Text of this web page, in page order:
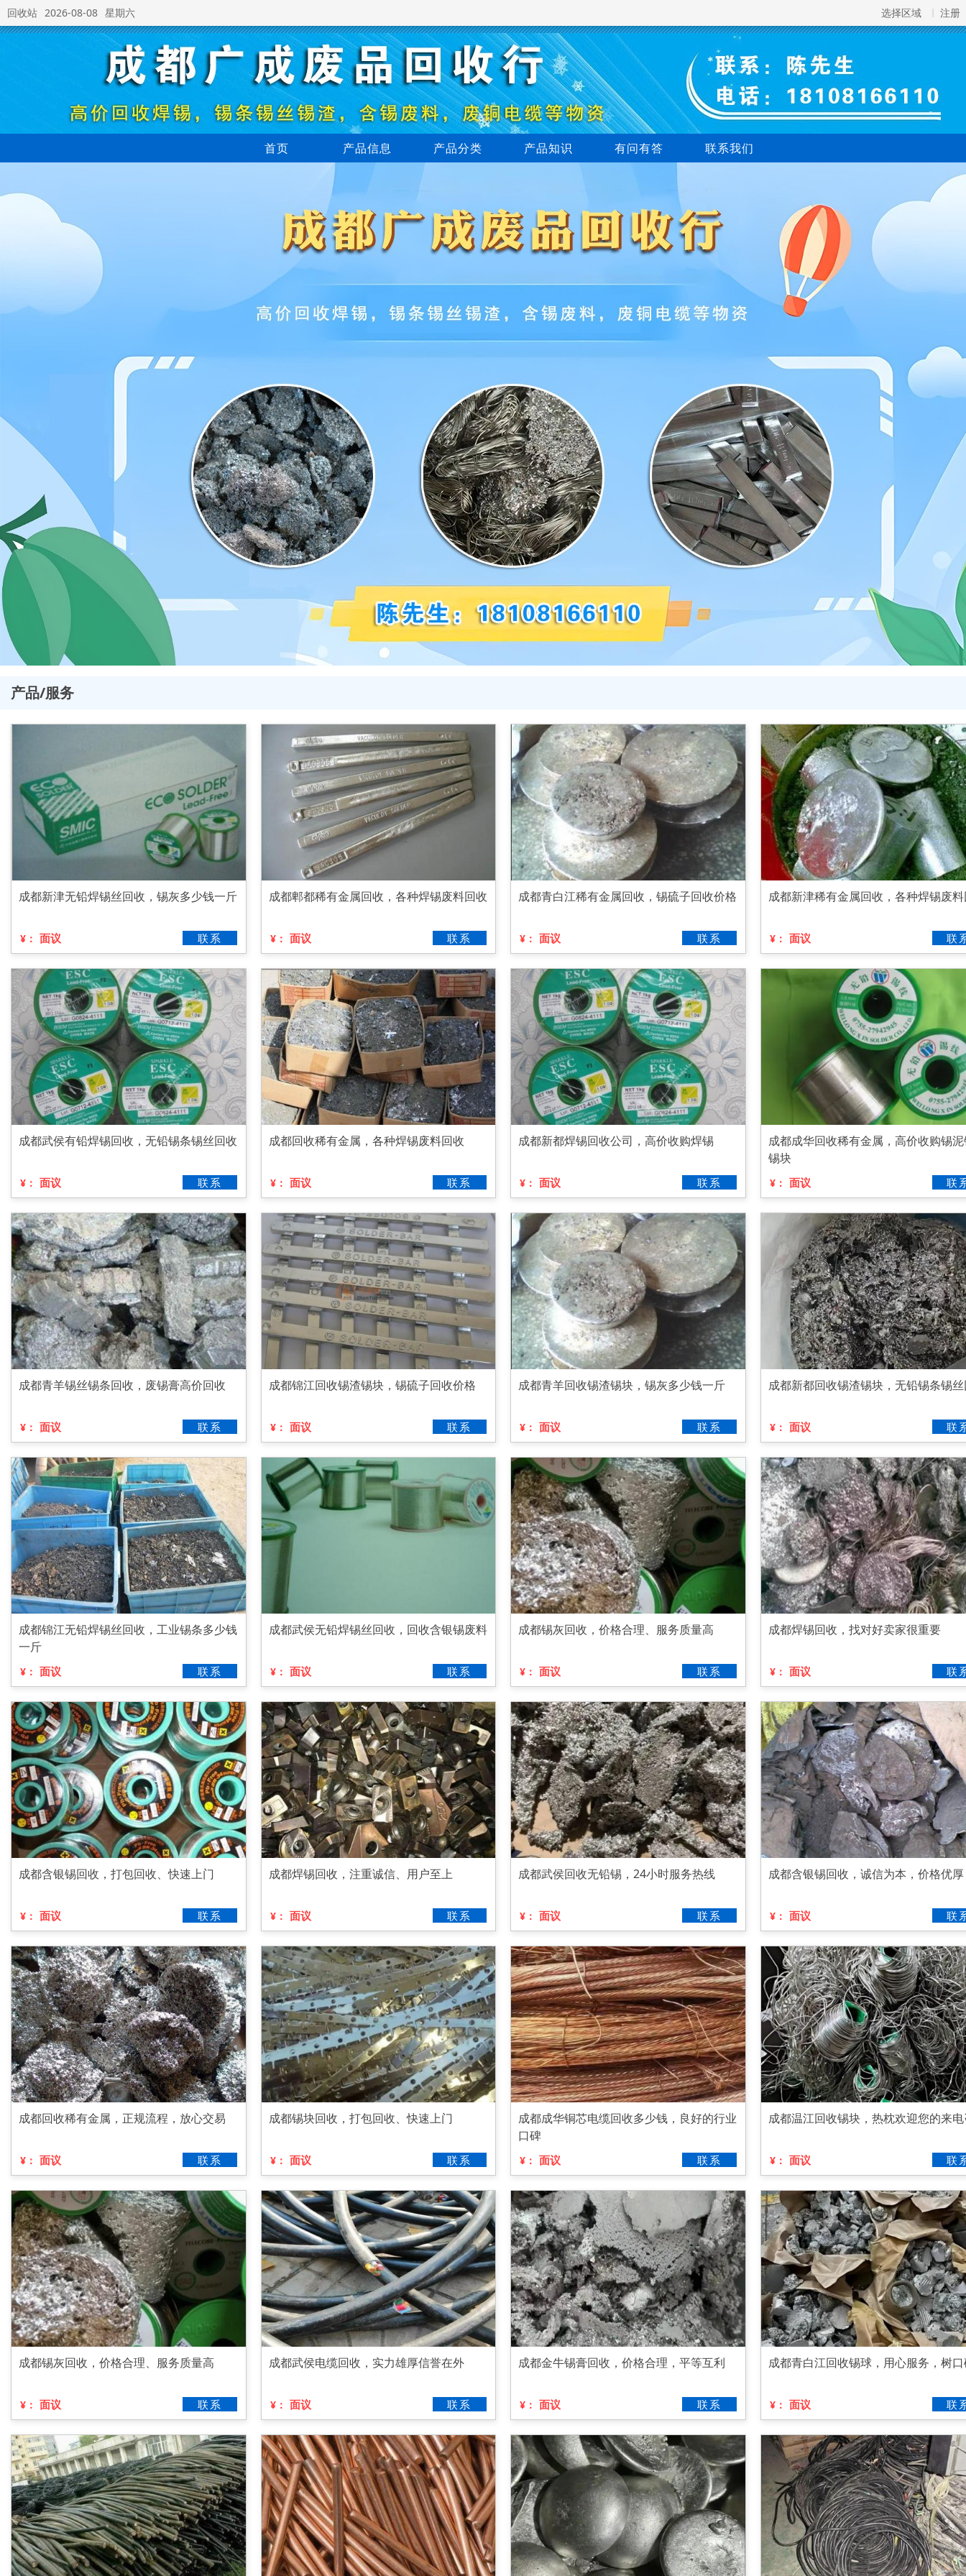
回收站 2026-08-08 星期六 选择区域 注册
首页 产品信息 产品分类 产品知识 有问有答 联系我们
产品/服务
成都新津无铅焊锡丝回收，锡灰多少钱一斤
¥： 面议 联系
成都郫都稀有金属回收，各种焊锡废料回收
¥： 面议 联系
成都青白江稀有金属回收，锡硫子回收价格
¥： 面议 联系
成都新津稀有金属回收，各种焊锡废
¥： 面议 联
成都武侯有铅焊锡回收，无铅锡条锡丝回收
¥： 面议 联系
成都回收稀有金属，各种焊锡废料回收
¥： 面议 联系
成都新都焊锡回收公司，高价收购焊锡
¥： 面议 联系
成都成华回收稀有金属，高价收购锡
锡块
¥： 面议 联
成都青羊锡丝锡条回收，废锡膏高价回收
¥： 面议 联系
成都锦江回收锡渣锡块，锡硫子回收价格
¥： 面议 联系
成都青羊回收锡渣锡块，锡灰多少钱一斤
¥： 面议 联系
成都新都回收锡渣锡块，无铅锡条锡
¥： 面议 联
成都锦江无铅焊锡丝回收，工业锡条多少钱
一斤
¥： 面议 联系
成都武侯无铅焊锡丝回收，回收含银锡废料
¥： 面议 联系
成都锡灰回收，价格合理、服务质量高
¥： 面议 联系
成都焊锡回收，找对好卖家很重要
¥： 面议 联
成都含银锡回收，打包回收、快速上门
¥： 面议 联系
成都焊锡回收，注重诚信、用户至上
¥： 面议 联系
成都武侯回收无铅锡，24小时服务热线
¥： 面议 联系
成都含银锡回收，诚信为本，价格优厚
¥： 面议 联
成都回收稀有金属，正规流程，放心交易
¥： 面议 联系
成都锡块回收，打包回收、快速上门
¥： 面议 联系
成都成华铜芯电缆回收多少钱，良好的行业
口碑
¥： 面议 联系
成都温江回收锡块，热枕欢迎您的来
¥： 面议 联
成都锡灰回收，价格合理、服务质量高
¥： 面议 联系
成都武侯电缆回收，实力雄厚信誉在外
¥： 面议 联系
成都金牛锡膏回收，价格合理，平等互利
¥： 面议 联系
成都青白江回收锡球，用心服务，树
¥： 面议 联